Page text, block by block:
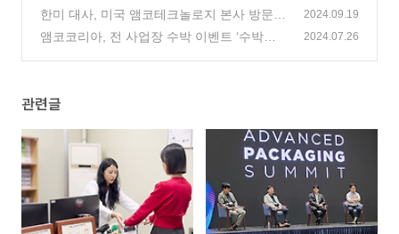
프로그램 우수사례 공모전’ 수상
(3)
한미 대사, 미국 앰코테크놀로지 본사 방문
(0)
2024.09.19
앰코코리아, 전 사업장 수박 이벤트 ‘수박이
2024.07.26
관련글